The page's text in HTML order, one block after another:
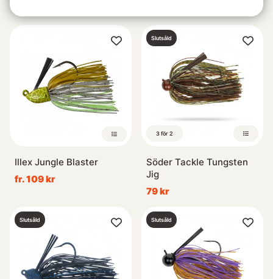
Illex Jungle Blaster
fr. 109 kr
3 för 2
Slutsåld
Söder Tackle Tungsten
Jig
79 kr
Slutsåld Slutsåld